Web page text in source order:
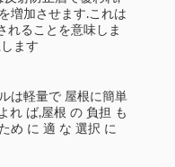
増加させます.これは
れることを意味しま
ます
は軽量で 屋根に簡単
れ ば,屋根 の 負担 も
め に 適 な 選択 に